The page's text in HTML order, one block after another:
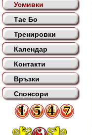
Усмивки
Тае Бо
Тренировки
Календар
Контакти
Връзки
Спонсори